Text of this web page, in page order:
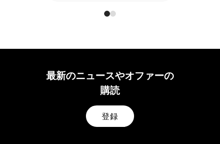
最新のニュースやオファーの
購読
登録